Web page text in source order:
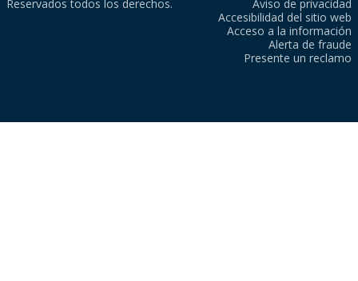
Reservados todos los derechos.
Aviso de privacidad
Accesibilidad del sitio web
Acceso a la información
Alerta de fraude
Presente un reclamo